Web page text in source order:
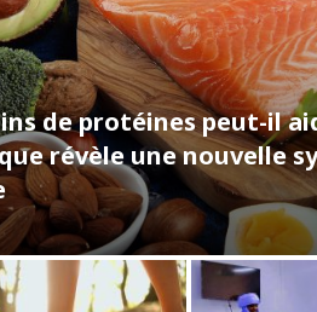
de protéines peut-il
révèle une nouvelle